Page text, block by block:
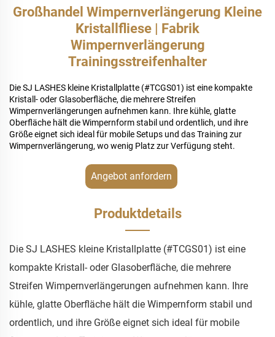
Großhandel Wimpernverlängerung Kleine
Kristallfliese | Fabrik
Wimpernverlängerung
Trainingsstreifenhalter
Die SJ LASHES kleine Kristallplatte (#TCGS01) ist eine kompakte
Kristall- oder Glasoberfläche, die mehrere Streifen
Wimpernverlängerungen aufnehmen kann. Ihre kühle, glatte
Oberfläche hält die Wimpernform stabil und ordentlich, und ihre
Größe eignet sich ideal für mobile Setups und das Training zur
Wimpernverlängerung, wo wenig Platz zur Verfügung steht.
Angebot anfordern
Produktdetails
Die SJ LASHES kleine Kristallplatte (#TCGS01) ist eine
kompakte Kristall- oder Glasoberfläche, die mehrere
Streifen Wimpernverlängerungen aufnehmen kann. Ihre
kühle, glatte Oberfläche hält die Wimpernform stabil und
ordentlich, und ihre Größe eignet sich ideal für mobile